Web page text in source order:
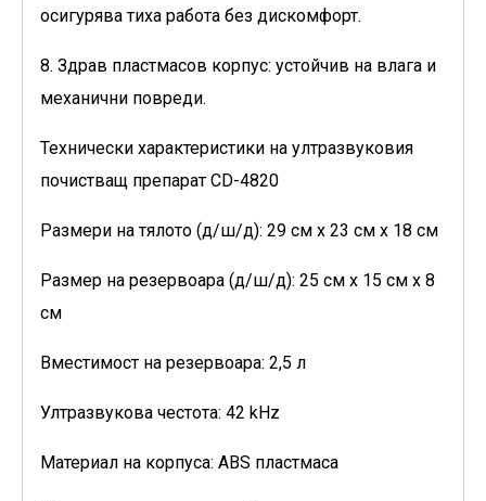
осигурява тиха работа без дискомфорт.
8. Здрав пластмасов корпус: устойчив на влага и
механични повреди.
Технически характеристики на ултразвуковия
почистващ препарат CD-4820
Размери на тялото (д/ш/д): 29 см x 23 см x 18 см
Размер на резервоара (д/ш/д): 25 см x 15 см x 8
см
Вместимост на резервоара: 2,5 л
Ултразвукова честота: 42 kHz
Материал на корпуса: ABS пластмаса